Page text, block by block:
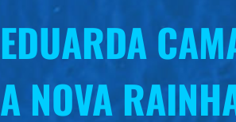
EDUARDA
A NOVA